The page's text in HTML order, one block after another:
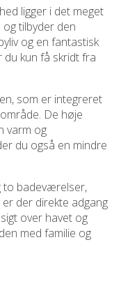
ligger i det meget
tilbyder den
og en fantastisk
du kun få skridt fra
som er integreret
De høje
varm og
du også en mindre
to badeværelser,
der direkte adgang
over havet og
med familie og